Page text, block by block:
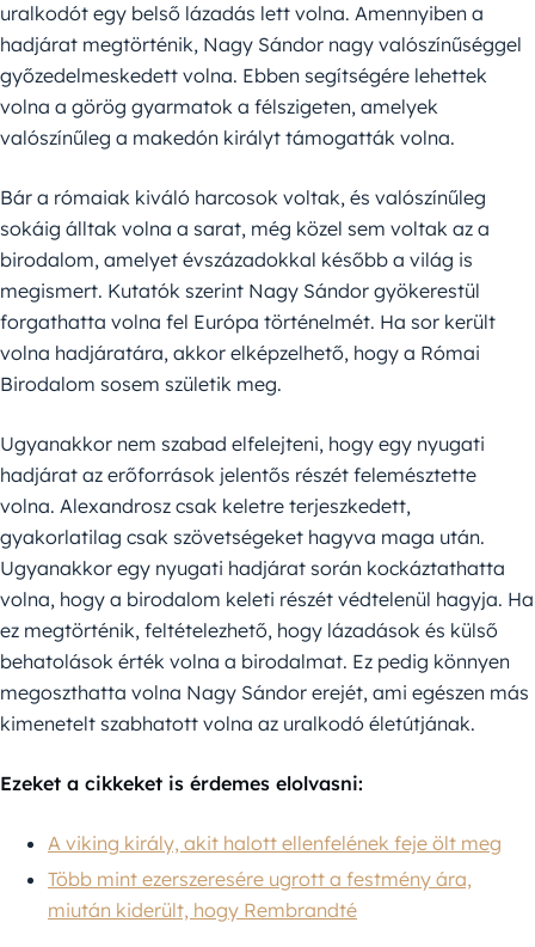
uralkodót egy belső lázadás lett volna. Amennyiben a
hadjárat megtörténik, Nagy Sándor nagy valószínűséggel
győzedelmeskedett volna. Ebben segítségére lehettek
volna a görög gyarmatok a félszigeten, amelyek
valószínűleg a makedón királyt támogatták volna.
Bár a rómaiak kiváló harcosok voltak, és valószínűleg
sokáig álltak volna a sarat, még közel sem voltak az a
birodalom, amelyet évszázadokkal később a világ is
megismert. Kutatók szerint Nagy Sándor gyökerestül
forgathatta volna fel Európa történelmét. Ha sor került
volna hadjáratára, akkor elképzelhető, hogy a Római
Birodalom sosem születik meg.
Ugyanakkor nem szabad elfelejteni, hogy egy nyugati
hadjárat az erőforrások jelentős részét felemésztette
volna. Alexandrosz csak keletre terjeszkedett,
gyakorlatilag csak szövetségeket hagyva maga után.
Ugyanakkor egy nyugati hadjárat során kockáztathatta
volna, hogy a birodalom keleti részét védtelenül hagyja. Ha
ez megtörténik, feltételezhető, hogy lázadások és külső
behatolások érték volna a birodalmat. Ez pedig könnyen
megoszthatta volna Nagy Sándor erejét, ami egészen más
kimenetelt szabhatott volna az uralkodó életútjának.
Ezeket a cikkeket is érdemes elolvasni:
A viking király, akit halott ellenfelének feje ölt meg
Több mint ezerszeresére ugrott a festmény ára,
miután kiderült, hogy Rembrandté